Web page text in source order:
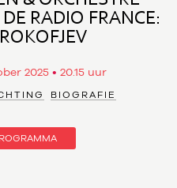
RADIO FRANCE:
2025 20.15 uur
BIOGRAFIE